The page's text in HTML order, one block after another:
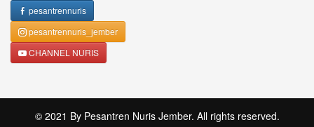
pesantrennuris
pesantrennuris_jember
CHANNEL NURIS
© 2021 By Pesantren Nuris Jember. All rights reserved.